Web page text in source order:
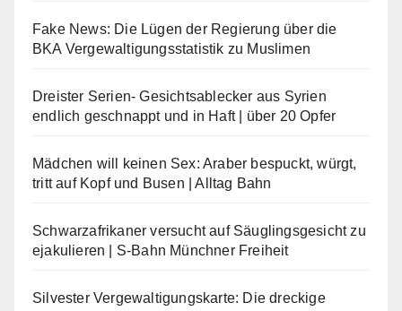
Fake News: Die Lügen der Regierung über die
BKA Vergewaltigungsstatistik zu Muslimen
Dreister Serien- Gesichtsablecker aus Syrien
endlich geschnappt und in Haft | über 20 Opfer
Mädchen will keinen Sex: Araber bespuckt, würgt,
tritt auf Kopf und Busen | Alltag Bahn
Schwarzafrikaner versucht auf Säuglingsgesicht zu
ejakulieren | S-Bahn Münchner Freiheit
Silvester Vergewaltigungskarte: Die dreckige